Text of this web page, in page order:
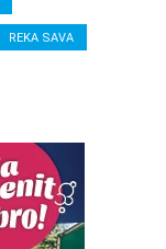
REKA SAVA